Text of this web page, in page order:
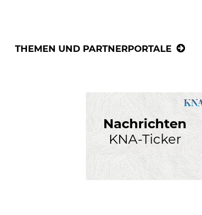
THEMEN UND PARTNERPORTALE
Nachrichten
KNA-Ticker